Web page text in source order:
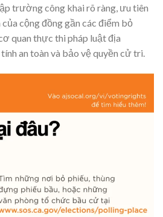
trường công khai rõ ràng, ưu tiên
cộng đồng gần các điểm bỏ
quan thực thi pháp luật địa
an toàn và bảo vệ quyền cử tri.